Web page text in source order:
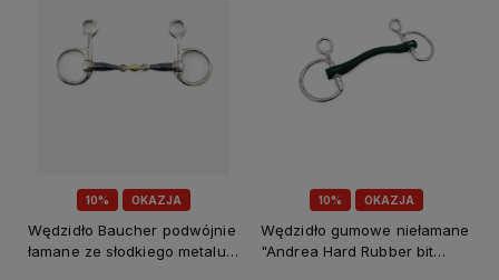
10% OKAZJA
Wędzidło Baucher podwójnie
łamane ze słodkiego metalu
10% OKAZJA
Wędzidło gumowe niełamane
"Andrea Hard Rubber bit